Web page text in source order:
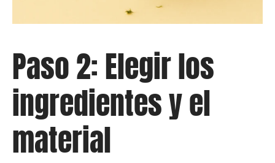
Paso 2: Elegir los
ingredientes y el
material